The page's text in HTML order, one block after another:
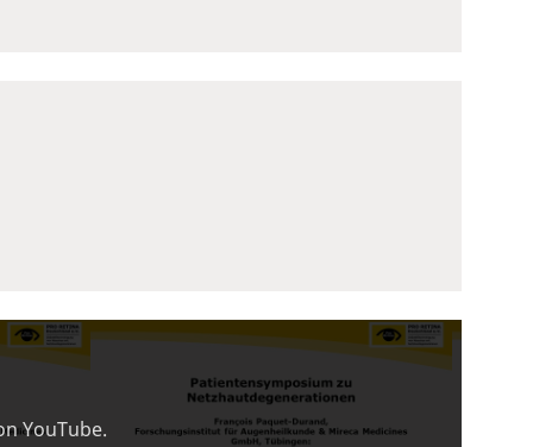
YouTube.